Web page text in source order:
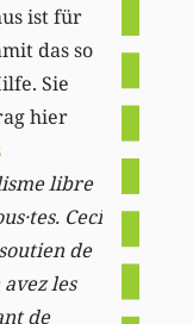
ist für
das so
Sie
hier
libre
Ceci
de
les
de